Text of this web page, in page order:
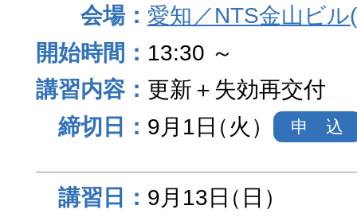
愛知／NTS金山ビ
13:30 ～
更新＋失効再交付
9月1日（火） 申 込
9月13日（日）